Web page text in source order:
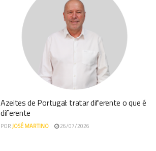
Azeites de Portugal: tratar diferente o que é
diferente
PORJOSÉ MARTINO 26/07/2026